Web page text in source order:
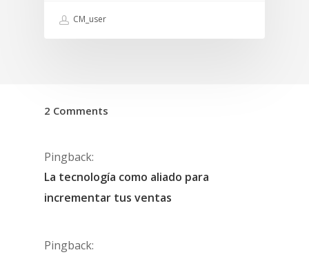
CM_user
2 Comments
Pingback:
La tecnología como aliado para
incrementar tus ventas
Pingback: